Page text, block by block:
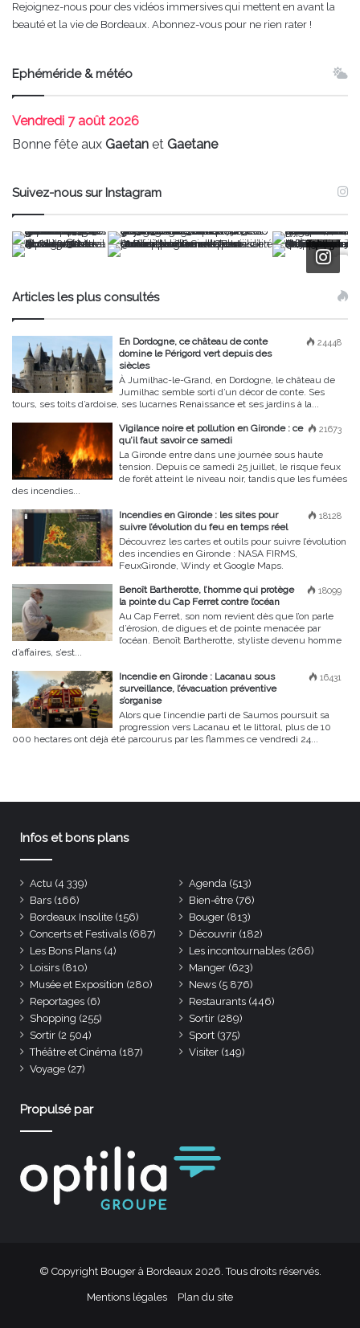
Rejoignez-nous pour des vidéos immersives qui mettent en avant la
beauté et la vie de Bordeaux. Abonnez-vous pour ne rien rater !
Ephéméride & météo
Vendredi 7 août 2026
Bonne fête aux Gaetan et Gaetane
Suivez-nous sur Instagram
Articles les plus consultés
24448
En Dordogne, ce château de conte
domine le Périgord vert depuis des
siècles
À Jumilhac-le-Grand, en Dordogne, le château de
Jumilhac semble sorti d’un décor de conte. Ses
tours, ses toits d’ardoise, ses lucarnes Renaissance et ses jardins à la...
21673
Vigilance noire et pollution en Gironde : ce
qu’il faut savoir ce samedi
La Gironde entre dans une journée sous haute
tension. Depuis ce samedi 25 juillet, le risque feux
de forêt atteint le niveau noir, tandis que les fumées
des incendies...
18128
Incendies en Gironde : les sites pour
suivre l’évolution du feu en temps réel
Découvrez les cartes et outils pour suivre l’évolution
des incendies en Gironde : NASA FIRMS,
FeuxGironde, Windy et Google Maps.
18099
Benoît Bartherotte, l’homme qui protège
la pointe du Cap Ferret contre l’océan
Au Cap Ferret, son nom revient dès que l’on parle
d’érosion, de digues et de pointe menacée par
l’océan. Benoît Bartherotte, styliste devenu homme
d’affaires, s’est...
16431
Incendie en Gironde : Lacanau sous
surveillance, l’évacuation préventive
s’organise
Alors que l’incendie parti de Saumos poursuit sa
progression vers Lacanau et le littoral, plus de 10
000 hectares ont déjà été parcourus par les flammes ce vendredi 24...
Infos et bons plans
Actu (4 339) Agenda (513)
Bars (166) Bien-être (76)
Bordeaux Insolite (156) Bouger (813)
Concerts et Festivals (687) Découvrir (182)
Les Bons Plans (4) Les incontournables (266)
Loisirs (810) Manger (623)
Musée et Exposition (280) News (5 876)
Reportages (6) Restaurants (446)
Shopping (255) Sortir (289)
Sortir (2 504) Sport (375)
Théâtre et Cinéma (187) Visiter (149)
Voyage (27)
Propulsé par
© Copyright Bouger à Bordeaux 2026. Tous droits réservés.
Mentions légales Plan du site